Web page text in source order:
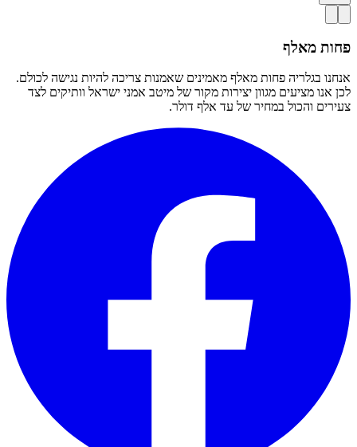
פחות מאלף
אנחנו בגלריה פחות מאלף מאמינים שאמנות צריכה להיות נגישה לכולם.
לכן אנו מציעים מגוון יצירות מקור של מיטב אמני ישראל וותיקים לצד
צעירים והכול במחיר של עד אלף דולר.